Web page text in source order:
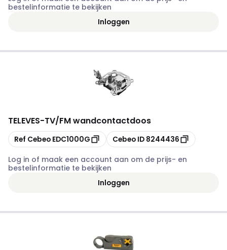
bestelinformatie te bekijken
Inloggen
TELEVES-TV/FM wandcontactdoos
Kopiëren
Ref Cebeo EDC1000G Kopiëren
Cebeo ID 8244436
Log in of maak een account aan om de prijs- en
bestelinformatie te bekijken
Inloggen